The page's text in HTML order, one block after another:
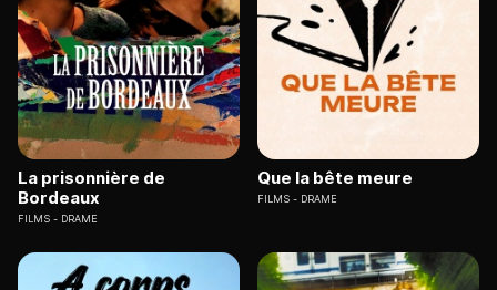
La prisonnière de
Bordeaux
FILMS DRAME
Que la bête meure
FILMS DRAME